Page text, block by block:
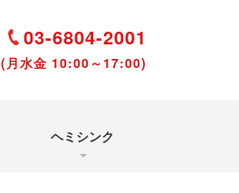
03-6804-2001
(月水金 10:00～17:00)
ヘミシンク